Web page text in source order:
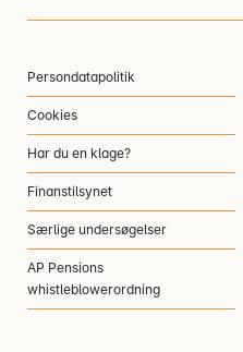
Persondatapolitik
Cookies
Har du en klage?
Finanstilsynet
Særlige undersøgelser
AP Pensions
whistleblowerordning